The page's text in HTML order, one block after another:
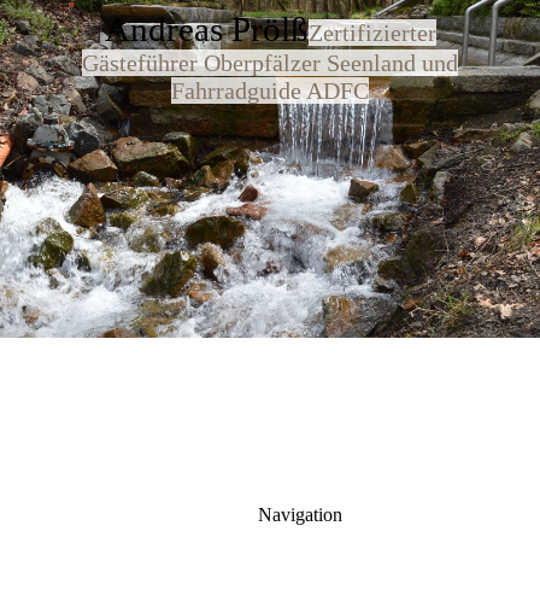
Andreas PrölßZertifizierter
Gästeführer Oberpfälzer Seenland und
Fahrradguide ADFC
Navigation